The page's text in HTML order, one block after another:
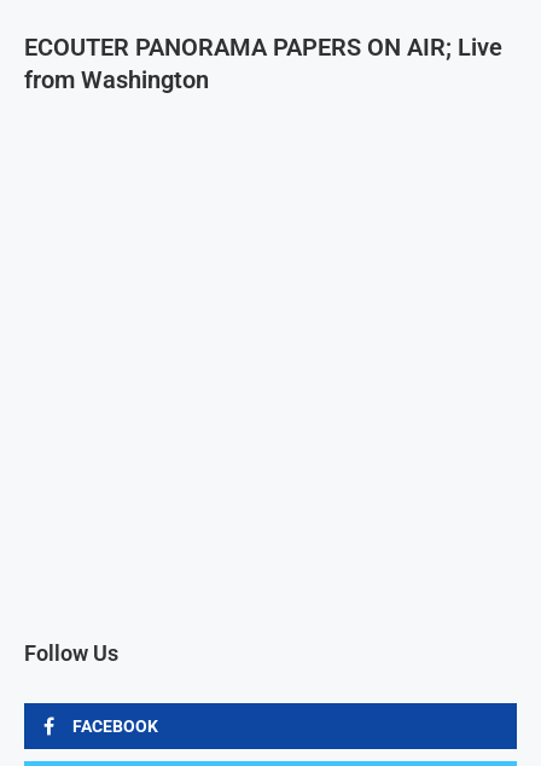
ECOUTER PANORAMA PAPERS ON AIR; Live
from Washington
Follow Us
FACEBOOK